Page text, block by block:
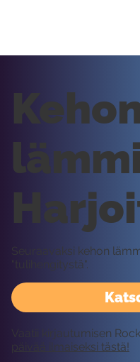
Seuraavaksi kehon
"tulihengitystä".
Vaatii kirjautumisen
päivää ilmaiseksi tästä!